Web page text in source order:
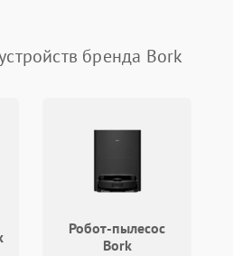
бренда Bork
Робот-пылесос
Bork